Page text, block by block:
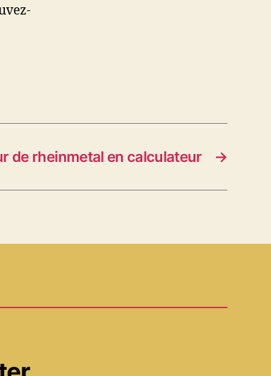
→
de rheinmetal en calculateur